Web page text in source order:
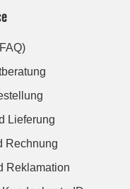
Lieferung
Rechnung
Reklamation